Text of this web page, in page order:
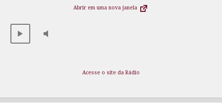
Abrir em uma nova janela
Acesse o site da Rádio